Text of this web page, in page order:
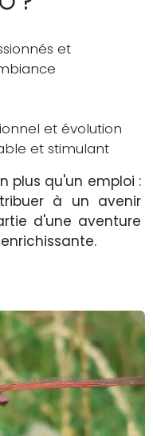
et
et évolution
et stimulant
plus qu'un emploi :
à un avenir
d'une aventure